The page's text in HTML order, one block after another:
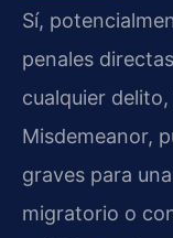
Sí,
penales
cualquier delito,
Misdemeanor,
graves para
migratorio o